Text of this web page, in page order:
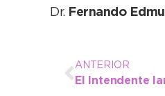
Dr. Fernando
ANTERIOR
El Intendente